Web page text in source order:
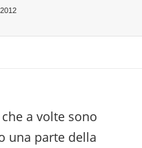
a volte sono
una parte della